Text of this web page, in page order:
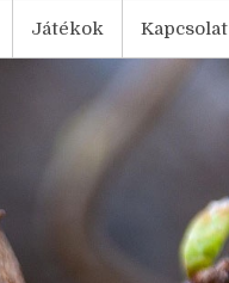
Játékok Kapcsolat